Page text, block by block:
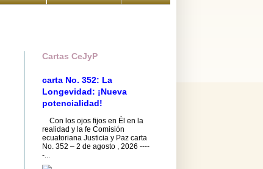
Cartas CeJyP
carta No. 352: La
Longevidad: ¡Nueva
potencialidad!
Con los ojos fijos en Él en la
realidad y la fe Comisión
ecuatoriana Justicia y Paz carta
No. 352 – 2 de agosto , 2026 ----
-...